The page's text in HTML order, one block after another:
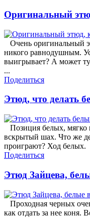
Оригинальный
Очень оригинальный
никого равнодушным.
выигрывает? А может
...
Поделиться
Этюд, что делать
Позиция белых, мягко
вскрытый шах. Что же
проиграют? Ход белых.
Поделиться
Этюд Зайцева,
Проходная черных
как отдать за нее коня.